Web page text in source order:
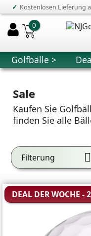
✓ Kostenlosen Lieferung
0
Golfbälle >
Sale
Kaufen Sie
finden Sie alle
Filterung
DEAL DER WOCHE -